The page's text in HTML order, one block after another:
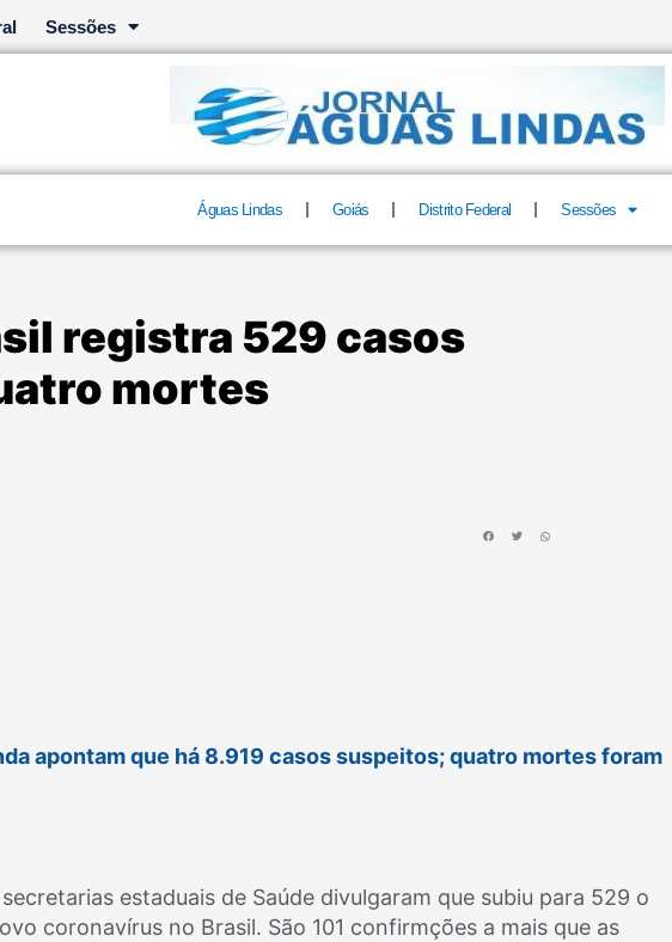
Sessões
Águas Lindas Goiás Distrito Federal Sessões
registra 529 casos
mortes
apontam que há 8.919 casos suspeitos; quatro mortes foram
estaduais de Saúde divulgaram que subiu para 529 o
coronavírus no Brasil. São 101 confirmções a mais que as